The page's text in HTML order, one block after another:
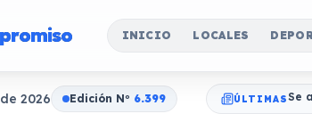
INICIO LOCALES
2026 Edición No 6.399 ÚLTIMASSe